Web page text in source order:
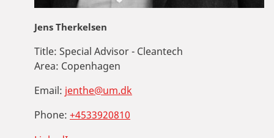
Jens Therkelsen
Title: Special Advisor - Cleantech
Area: Copenhagen
Email: jenthe@um.dk
Phone: +4533920810